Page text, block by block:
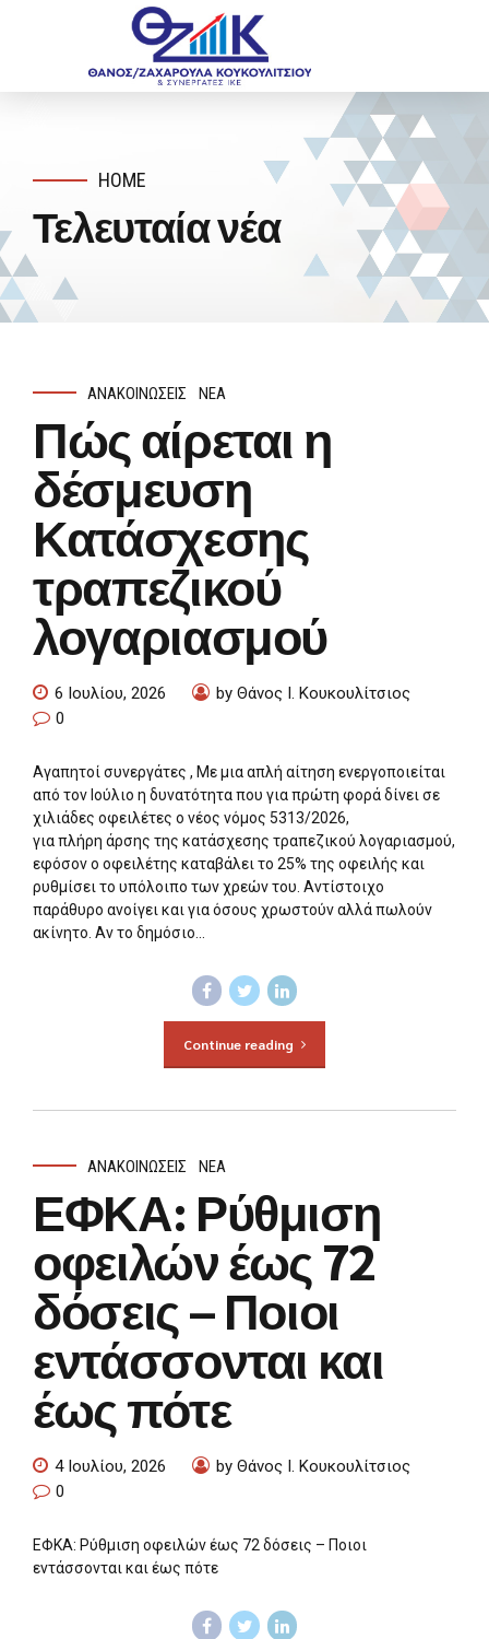
HOME
Τελευταία νέα
ΑΝΑΚΟΙΝΏΣΕΙΣ ΝΈΑ
Πώς αίρεται η
δέσμευση
Κατάσχεσης
τραπεζικού
λογαριασμού
6 Ιουλίου, 2026
by Θάνος Ι. Κουκουλίτσιος
0
Αγαπητοί συνεργάτες , Με μια απλή αίτηση ενεργοποιείται
από τον Ιούλιο η δυνατότητα που για πρώτη φορά δίνει σε
χιλιάδες οφειλέτες ο νέος νόμος 5313/2026,
για πλήρη άρσης της κατάσχεσης τραπεζικού λογαριασμού,
εφόσον ο οφειλέτης καταβάλει το 25% της οφειλής και
ρυθμίσει το υπόλοιπο των χρεών του. Αντίστοιχο
παράθυρο ανοίγει και για όσους χρωστούν αλλά πωλούν
ακίνητο. Αν το δημόσιο...
Continue reading
ΑΝΑΚΟΙΝΏΣΕΙΣ ΝΈΑ
ΕΦΚΑ: Ρύθμιση
οφειλών έως 72
δόσεις – Ποιοι
εντάσσονται και
έως πότε
4 Ιουλίου, 2026
by Θάνος Ι. Κουκουλίτσιος
0
ΕΦΚΑ: Ρύθμιση οφειλών έως 72 δόσεις – Ποιοι
εντάσσονται και έως πότε